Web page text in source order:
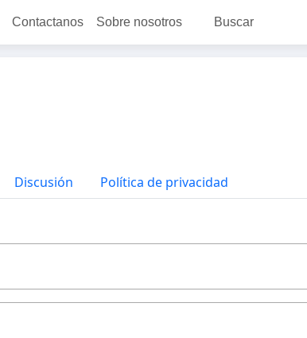
Contactanos Sobre nosotros Buscar
Discusión Política de privacidad